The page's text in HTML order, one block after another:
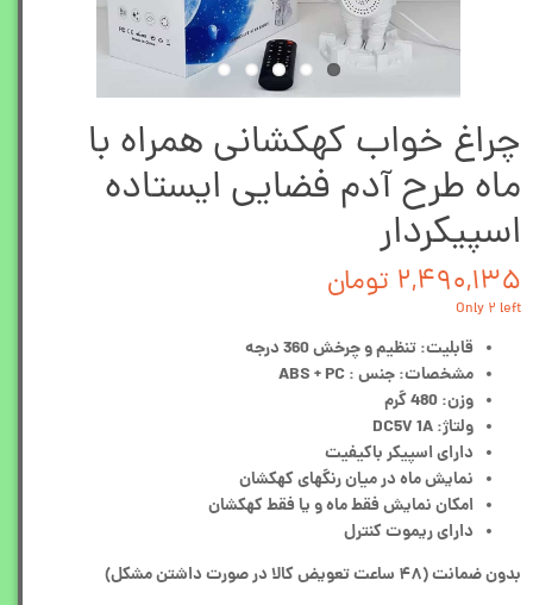
چراغ خواب کهکشانی همراه با
ماه طرح آدم فضایی ایستاده
اسپیکردار
۲,۴۹۰,۱۳۵ تومان
Only ۲ left
قابلیت:تنظیم و چرخش 360 درجه
مشخصات:جنس : ABS + PC
وزن: 480 گرم
ولتاژ: DC5V 1A
دارای اسپیکر باکیفیت
نمایش ماه در میان رنگهای کهکشان
امکان نمایش فقط ماه و یا فقط کهکشان
دارای ریموت کنترل
بدون ضمانت (۴۸ ساعت تعویض کالا در صورت داشتن مشکل)